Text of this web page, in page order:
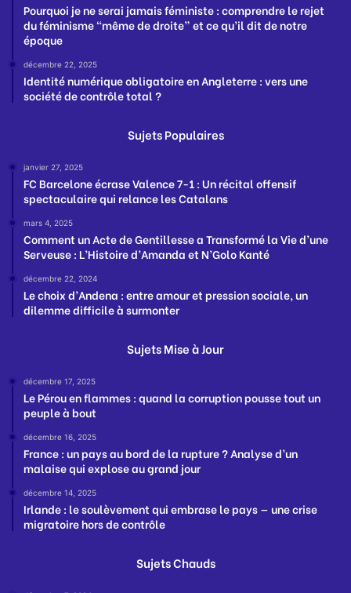
Pourquoi je ne serai jamais féministe : comprendre le rejet
du féminisme “même de droite” et ce qu’il dit de notre
époque
décembre 22, 2025
Identité numérique obligatoire en Angleterre : vers une
société de contrôle total ?
Sujets Populaires
janvier 27, 2025
FC Barcelone écrase Valence 7-1 : Un récital offensif
spectaculaire qui relance les Catalans
mars 4, 2025
Comment un Acte de Gentillesse a Transformé la Vie d’une
Serveuse : L’Histoire d’Amanda et N’Golo Kanté
décembre 22, 2024
Le choix d’Andena : entre amour et pression sociale, un
dilemme difficile à surmonter
Sujets Mise à Jour
décembre 17, 2025
Le Pérou en flammes : quand la corruption pousse tout un
peuple à bout
décembre 16, 2025
France : un pays au bord de la rupture ? Analyse d’un
malaise qui explose au grand jour
décembre 14, 2025
Irlande : le soulèvement qui embrase le pays — une crise
migratoire hors de contrôle
Sujets Chauds